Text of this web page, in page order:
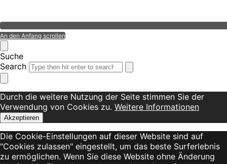
An den Anfang scrollen
Suche
Search
Durch die weitere Nutzung der Seite stimmen Sie der
Verwendung von Cookies zu. Weitere Informationen
Akzeptieren
Die Cookie-Einstellungen auf dieser Website sind auf
"Cookies zulassen" eingestellt, um das beste Surferlebnis
zu ermöglichen. Wenn Sie diese Website ohne Änderung